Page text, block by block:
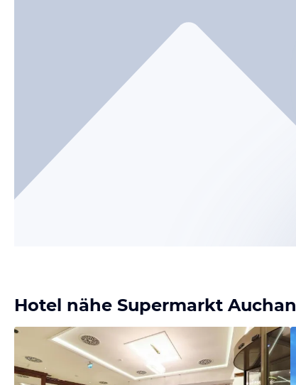
Hotel nähe Supermarkt Auchan